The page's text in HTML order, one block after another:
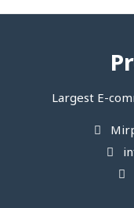
Largest E-